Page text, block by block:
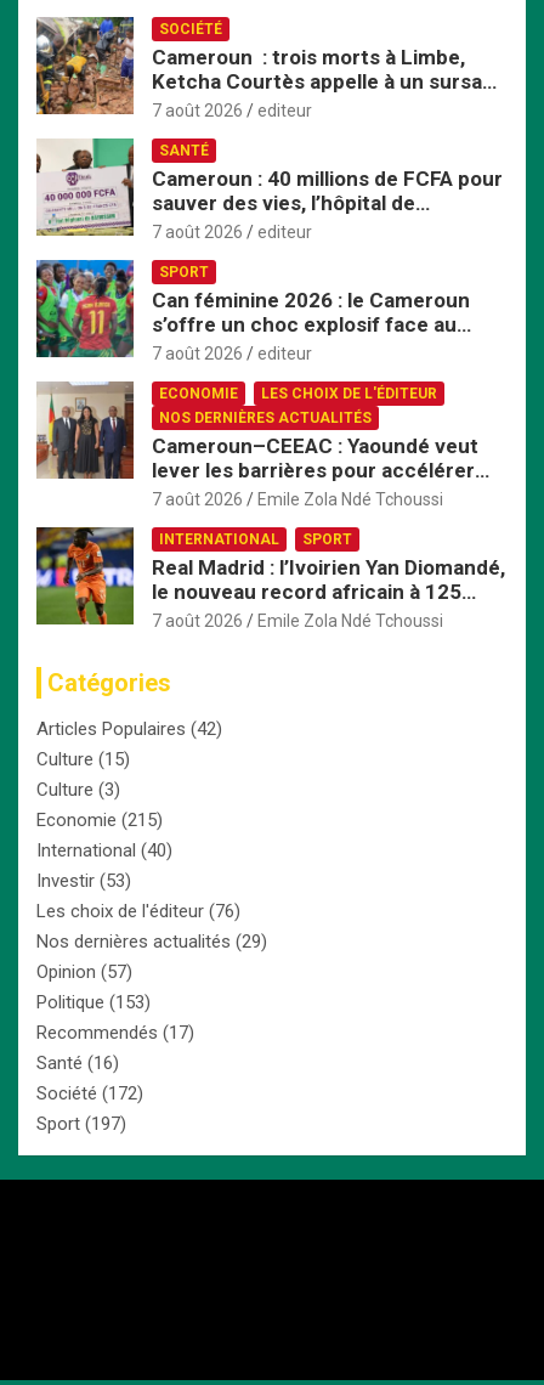
r
c
h
e
r
SOCIÉTÉ
Cameroun : trois morts à Limbe,
Ketcha Courtès appelle à un sursaut
face aux inondations
7 août 2026 editeur
SANTÉ
Cameroun : 40 millions de FCFA pour
sauver des vies, l’hôpital de
Bafoussam renforce son centre
7 août 2026 editeur
SPORT
Can féminine 2026 : le Cameroun
s’offre un choc explosif face au
Nigeria en quart de finale
7 août 2026 editeur
ECONOMIE
LES CHOIX DE L'ÉDITEUR
NOS DERNIÈRES ACTUALITÉS
Cameroun–CEEAC : Yaoundé veut
lever les barrières pour accélérer
l’intégration économique
7 août 2026 Emile Zola Ndé Tchoussi
INTERNATIONAL SPORT
Real Madrid : l’Ivoirien Yan Diomandé,
le nouveau record africain à 125
millions d’euros
7 août 2026 Emile Zola Ndé Tchoussi
Catégories
Articles Populaires (42)
Culture (15)
Culture (3)
Economie (215)
International (40)
Investir (53)
Les choix de l'éditeur (76)
Nos dernières actualités (29)
Opinion (57)
Politique (153)
Recommendés (17)
Santé (16)
Société (172)
Sport (197)